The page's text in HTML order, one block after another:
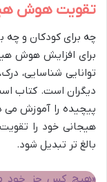
تقویت هوش
چه برای کودکان و چه
توانایی شناسایی،
دیگران است. کتاب
پیچیده را آموزش می
هیجانی خود را
بالغ تر تبدیل شود.